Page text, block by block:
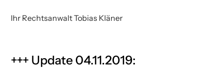
Ihr Rechtsanwalt Tobias Kläner
+++ Update 04.11.2019: